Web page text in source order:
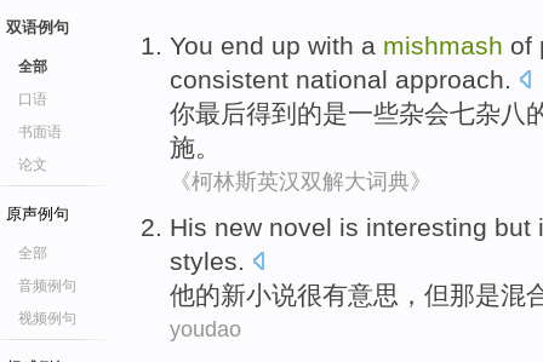
双语例句
全部
口语
书面语
论文
原声例句
全部
音频例句
视频例句
You end up with a mishmash of
consistent national approach.
你最后得到 的是一些杂会七杂八
施。
《柯林斯英汉双解大词典》
His new novel is interesting but
styles.
他的新小说很有意思， 但那是混
youdao